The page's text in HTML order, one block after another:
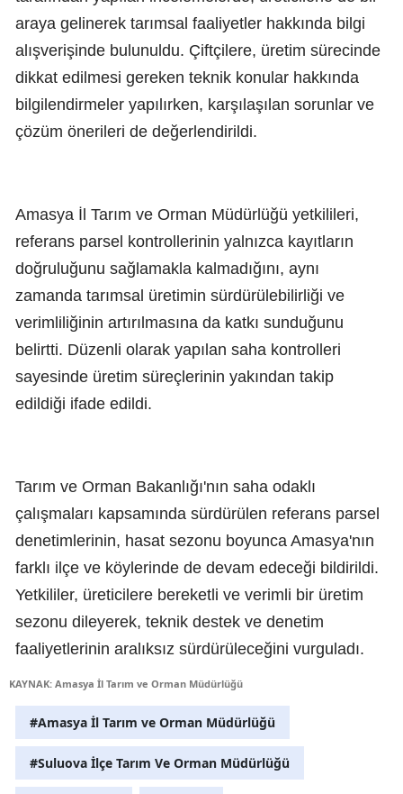
araya gelinerek tarımsal faaliyetler hakkında bilgi
alışverişinde bulunuldu. Çiftçilere, üretim sürecinde
dikkat edilmesi gereken teknik konular hakkında
bilgilendirmeler yapılırken, karşılaşılan sorunlar ve
çözüm önerileri de değerlendirildi.
Amasya İl Tarım ve Orman Müdürlüğü yetkilileri,
referans parsel kontrollerinin yalnızca kayıtların
doğruluğunu sağlamakla kalmadığını, aynı
zamanda tarımsal üretimin sürdürülebilirliği ve
verimliliğinin artırılmasına da katkı sunduğunu
belirtti. Düzenli olarak yapılan saha kontrolleri
sayesinde üretim süreçlerinin yakından takip
edildiği ifade edildi.
Tarım ve Orman Bakanlığı'nın saha odaklı
çalışmaları kapsamında sürdürülen referans parsel
denetimlerinin, hasat sezonu boyunca Amasya'nın
farklı ilçe ve köylerinde de devam edeceği bildirildi.
Yetkililer, üreticilere bereketli ve verimli bir üretim
sezonu dileyerek, teknik destek ve denetim
faaliyetlerinin aralıksız sürdürüleceğini vurguladı.
KAYNAK: Amasya İl Tarım ve Orman Müdürlüğü
#Amasya İl Tarım ve Orman Müdürlüğü
#Suluova İlçe Tarım Ve Orman Müdürlüğü